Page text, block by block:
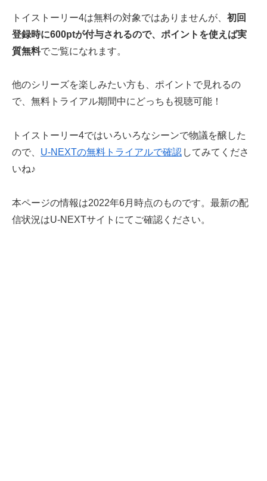
トイストーリー4は無料の対象ではありませんが、 初回
登録時に600ptが付与されるので、ポイントを使えば実
質無料でご覧になれます。
他のシリーズを楽しみたい方も、ポイントで見れるの
で、無料トライアル期間中にどっちも視聴可能！
トイストーリー4ではいろいろなシーンで物議を醸した
ので、 U-NEXTの無料トライアルで確認 してみてくださ
いね♪
本ページの情報は2022年6月時点のものです。最新の配
信状況はU-NEXTサイトにてご確認ください。